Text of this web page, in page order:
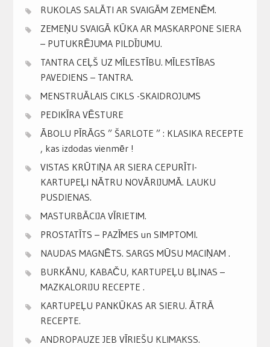
RUKOLAS SALĀTI AR SVAIGĀM ZEMENĒM.
ZEMEŅU SVAIGĀ KŪKA AR MASKARPONE SIERA
– PUTUKRĒJUMA PILDĪJUMU.
TANTRA CEĻŠ UZ MĪLESTĪBU. MĪLESTĪBAS
PAVEDIENS – TANTRA.
MENSTRUĀLAIS CIKLS -SKAIDROJUMS
PEDIKĪRA VĒSTURE
ĀBOLU PĪRĀGS ” ŠARLOTE ” : KLASIKA RECEPTE
, kas izdodas vienmēr !
VISTAS KRŪTIŅA AR SIERA CEPURĪTI-
KARTUPEĻI NĀTRU NOVĀRIJUMĀ. LAUKU
PUSDIENAS.
MASTURBĀCIJA VĪRIETIM.
PROSTATĪTS – PAZĪMES un SIMPTOMI.
NAUDAS MAGNĒTS. SARGS MŪSU MACIŅAM .
BURKĀNU, KABAČU, KARTUPEĻU BĻINAS –
MAZKALORIJU RECEPTE .
KARTUPEĻU PANKŪKAS AR SIERU. ĀTRĀ
RECEPTE.
ANDROPAUZE JEB VĪRIEŠU KLIMAKSS.